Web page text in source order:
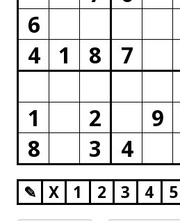
6
4
1 8 7
1
2 9
8
3 4
✎ X 1 2 3 4 5